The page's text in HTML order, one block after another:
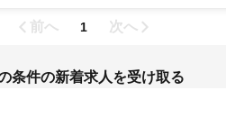
前へ 1 次へ
条件の新着求人を受け取る